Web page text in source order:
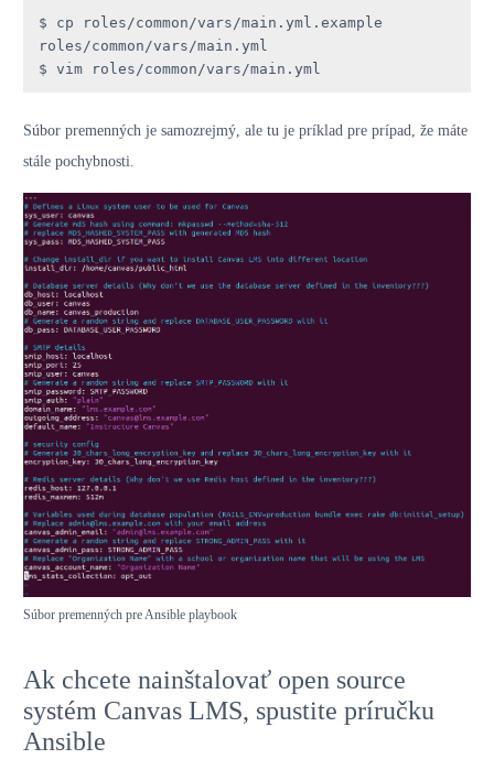
$ cp roles/common/vars/main.yml.example
roles/common/vars/main.yml
$ vim roles/common/vars/main.yml
Súbor premenných je samozrejmý, ale tu je príklad pre prípad, že máte
stále pochybnosti.
Súbor premenných pre Ansible playbook
Ak chcete nainštalovať open source
systém Canvas LMS, spustite príručku
Ansible